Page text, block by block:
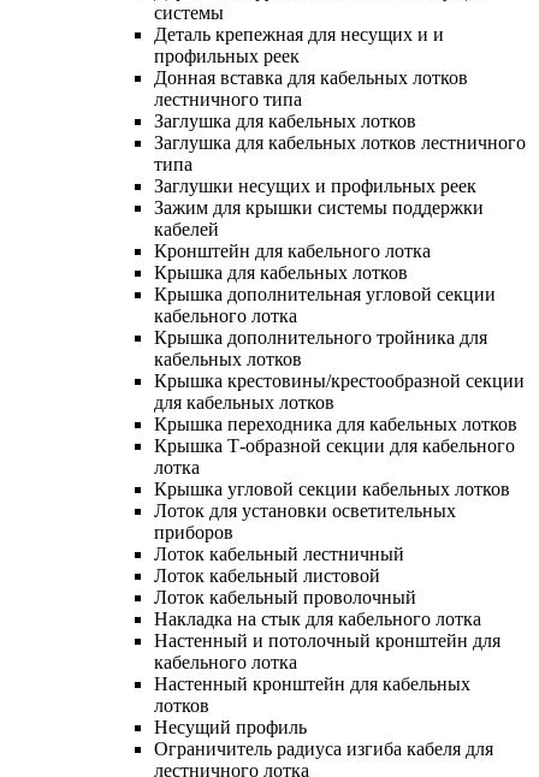
системы
Деталь крепежная для несущих и и
профильных реек
Донная вставка для кабельных лотков
лестничного типа
Заглушка для кабельных лотков
Заглушка для кабельных лотков лестничного
типа
Заглушки несущих и профильных реек
Зажим для крышки системы поддержки
кабелей
Кронштейн для кабельного лотка
Крышка для кабельных лотков
Крышка дополнительная угловой секции
кабельного лотка
Крышка дополнительного тройника для
кабельных лотков
Крышка крестовины/крестообразной секции
для кабельных лотков
Крышка переходника для кабельных лотков
Крышка Т-образной секции для кабельного
лотка
Крышка угловой секции кабельных лотков
Лоток для установки осветительных
приборов
Лоток кабельный лестничный
Лоток кабельный листовой
Лоток кабельный проволочный
Накладка на стык для кабельного лотка
Настенный и потолочный кронштейн для
кабельного лотка
Настенный кронштейн для кабельных
лотков
Несущий профиль
Ограничитель радиуса изгиба кабеля для
лестничного лотка